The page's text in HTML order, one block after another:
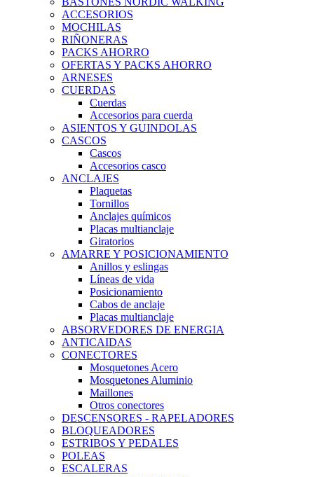
ACCESORIOS
MOCHILAS
RIÑONERAS
PACKS AHORRO
OFERTAS Y PACKS AHORRO
ARNESES
CUERDAS
Cuerdas
Accesorios para cuerda
ASIENTOS Y GUINDOLAS
CASCOS
Cascos
Accesorios casco
ANCLAJES
Plaquetas
Tornillos
Anclajes químicos
Placas multianclaje
Giratorios
AMARRE Y POSICIONAMIENTO
Anillos y eslingas
Líneas de vida
Posicionamiento
Cabos de anclaje
Placas multianclaje
ABSORVEDORES DE ENERGIA
ANTICAIDAS
CONECTORES
Mosquetones Acero
Mosquetones Aluminio
Maillones
Otros conectores
DESCENSORES - RAPELADORES
BLOQUEADORES
ESTRIBOS Y PEDALES
POLEAS
ESCALERAS